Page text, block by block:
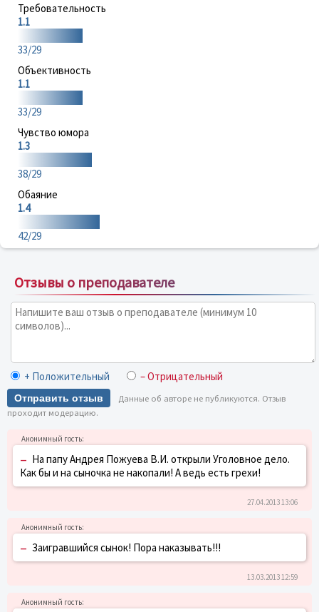
Требовательность
1.1
33/29
Объективность
1.1
33/29
Чувство юмора
1.3
38/29
Обаяние
1.4
42/29
Отзывы о преподавателе
+ Положительный – Отрицательный
Отправить отзыв
Данные об авторе не публикуются. Отзыв
проходит модерацию.
– На папу Андрея Пожуева В.И. открыли Уголовное дело.
Как бы и на сыночка не накопали! А ведь есть грехи!
27.04.2013 13:06
– Заигравшийся сынок! Пора наказывать!!!
13.03.2013 12:59